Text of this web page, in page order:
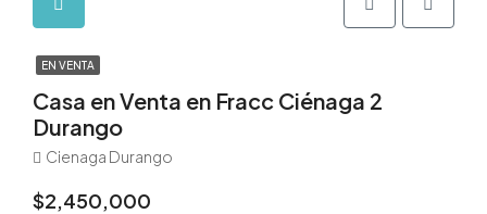
EN VENTA
Casa en Venta en Fracc Ciénaga 2
Durango
Cienaga Durango
$2,450,000